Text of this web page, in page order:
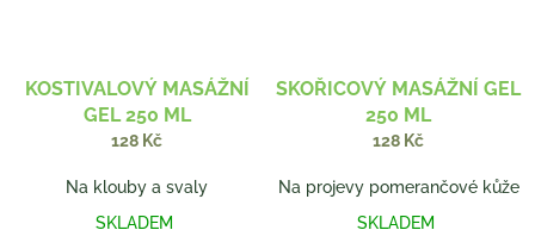
KOSTIVALOVÝ MASÁŽNÍ
GEL 250 ML
128 Kč
Na klouby a svaly
SKLADEM
SKOŘICOVÝ MASÁŽNÍ GEL
250 ML
128 Kč
Na projevy pomerančové kůže
SKLADEM